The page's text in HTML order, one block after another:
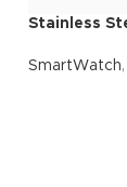
Stainless
SmartWatch,